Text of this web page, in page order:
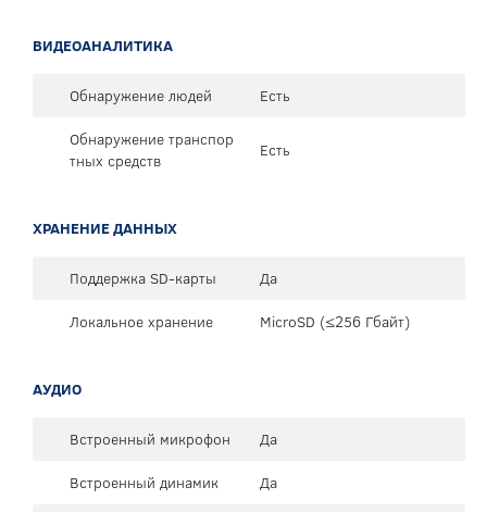
ВИДЕОАНАЛИТИКА
Обнаружение людей
Есть
Обнаружение транспор
тных средств
Есть
ХРАНЕНИЕ ДАННЫХ
Поддержка SD-карты
Да
Локальное хранение
MicroSD (≤256 Гбайт)
АУДИО
Встроенный микрофон
Да
Встроенный динамик
Да